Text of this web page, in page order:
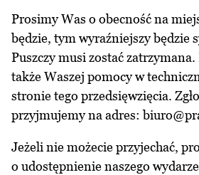
Prosimy Was o obecność na
będzie, tym wyraźniejszy będzie
Puszczy musi zostać
także Waszej pomocy w
stronie tego przedsięwzięcia.
przyjmujemy na adres:
Jeżeli nie możecie przyjechać,
o udostępnienie naszego